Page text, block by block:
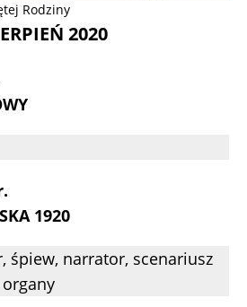
Rodziny
2020
1920
śpiew, narrator, scenariusz